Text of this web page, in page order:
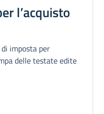
l’acquisto
imposta per
delle testate edite